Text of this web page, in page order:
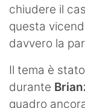
chiudere il
questa
davvero la
Il tema è
durante
quadro